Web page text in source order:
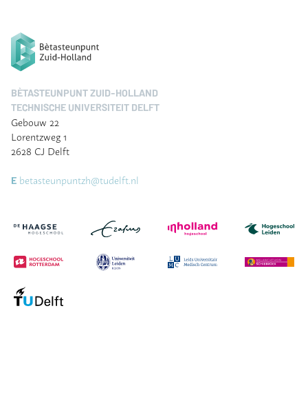
BÈTASTEUNPUNT ZUID-HOLLAND
TECHNISCHE UNIVERSITEIT DELFT
Gebouw 22
Lorentzweg 1
2628 CJ Delft
E betasteunpuntzh@tudelft.nl